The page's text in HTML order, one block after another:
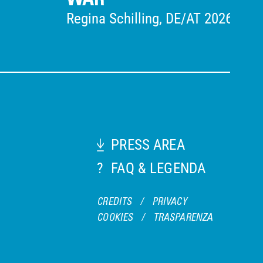
Regina Schilling, DE/AT 2026, 98'
PRESS AREA
? FAQ & LEGENDA
CREDITS /
PRIVACY
COOKIES
/ TRASPARENZA